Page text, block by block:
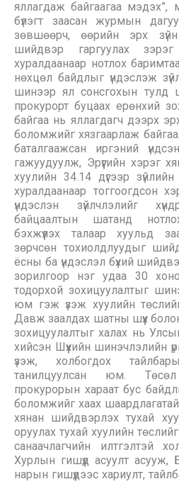
яллагдаж байгаагаа мэдэх”,
бүлэгт заасан журмын
зөвшөөрч, өөрийн эрх зүйн
шийдвэр гаргуулах
хуралдаанаар нотлох
нөхцөл байдлыг үндэслэж
шинээр ял сонсгохын тулд
прокурорт буцаах ерөнхий
байгаа нь яллагдагч дээрх
боломжийг хязгаарлаж
баталгаажсан иргэний
гажуудуулж, Эрүүгийн хэрэг
хуулийн 34.14 дүгээр
хуралдаанаар тоггоогдсон
үндэслэн зүйлчлэлийг
байцаалтын шатанд
бэхжүүлэх талаар хуульд
зөрчсөн тохиолдлуудыг
ёсны ба үндэслэл бүхий
зорилгоор нэг удаа 30
тодорхой зохицуулалтыг
юм гэж үзэж хуулийн
Давж заалдах шатны шүүх
зохицуулалтыг халах нь
хийсэн Шүүхийн шинэчлэлийн
үзэж, холбогдох
танилцуулсан юм. Төсөл
прокурорын хараат бус
боломжийг хаах шаардлагатай
хянан шийдвэрлэх тухай
оруулах тухай хуулийн
санаачлагчийн илтгэлтэй
Хурлын гишүүд асуулт асууж,
нарын гишүүдээс хариулт,